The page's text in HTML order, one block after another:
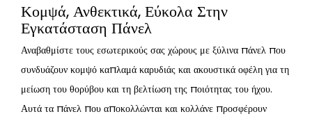
Κομψά, Ανθεκτικά, Εύκολα Στην
Εγκατάσταση Πάνελ
Αναβαθμίστε τους εσωτερικούς σας χώρους με ξύλινα πάνελ που
συνδυάζουν κομψό καπλαμά καρυδιάς και ακουστικά οφέλη για τη
μείωση του θορύβου και τη βελτίωση της ποιότητας του ήχου.
Αυτά τα πάνελ που αποκολλώνται και κολλάνε προσφέρουν